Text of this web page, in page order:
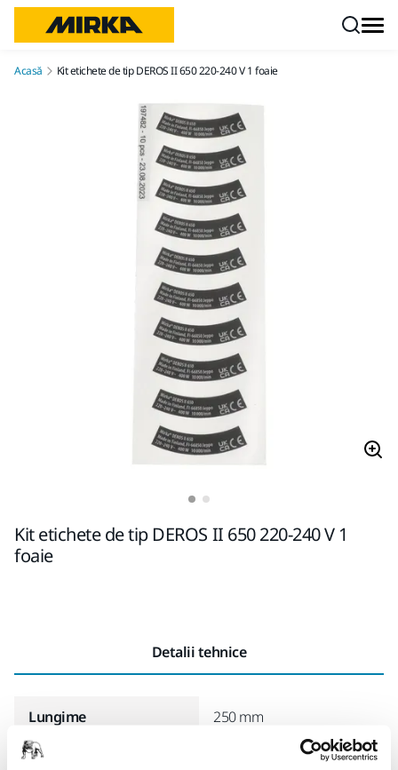
Acasă Kit etichete de tip DEROS II 650 220-240 V 1 foaie
Kit etichete de tip DEROS II 650 220-240 V 1
foaie
Detalii tehnice
Lungime 250 mm
Lăţime